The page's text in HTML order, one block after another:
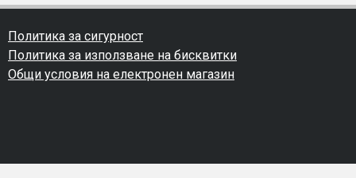
Политика за сигурност
Политика за използване на бисквитки
Общи условия на електронен магазин